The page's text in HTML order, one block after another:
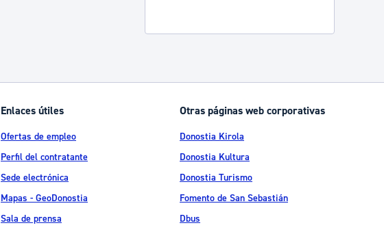
Enlaces útiles
Ofertas de empleo
Perfil del contratante
Sede electrónica
Mapas - GeoDonostia
Sala de prensa
Otras páginas web corporativas
Donostia Kirola
Donostia Kultura
Donostia Turismo
Fomento de San Sebastián
Dbus